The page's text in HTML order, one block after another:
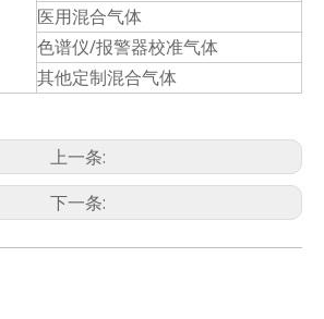
医用混合气体
色谱仪/报警器校准气体
其他定制混合气体
上一条:
下一条: